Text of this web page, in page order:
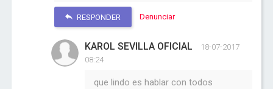
RESPONDER Denunciar
KAROL SEVILLA OFICIAL
18-07-2017
08:24
que lindo es hablar con todos